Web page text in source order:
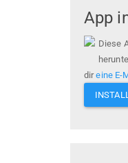
App
Diese
direine E-